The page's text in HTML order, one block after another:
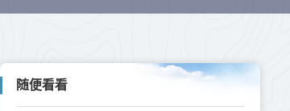
随便看看